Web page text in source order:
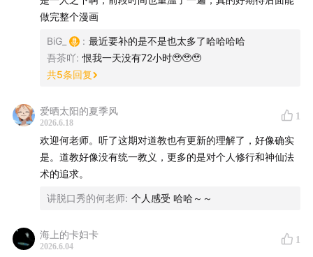
【BGM】
《一人之下6》片头曲《大不韪》
梶浦由記 - II quiet romance (杀人考察(前))
做完整个漫画
BiG_ : 最近要补的是不是也太多了哈哈哈哈
吾茶吖: 恨我一天没有72小时🥹🥹🥹
共5条回复
爱晒太阳的夏季风
2026.6.18
1
欢迎何老师。听了这期对道教也有更新的理解了，好像确实
是。道教好像没有统一教义，更多的是对个人修行和神仙法
术的追求。
讲脱口秀的何老师: 个人感受 哈哈～～
海上的卡妇卡
2026.6.04
1